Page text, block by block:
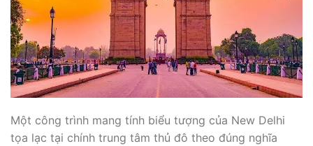
Một công trình mang tính biểu tượng của New Delhi
tọa lạc tại chính trung tâm thủ đô theo đúng nghĩa